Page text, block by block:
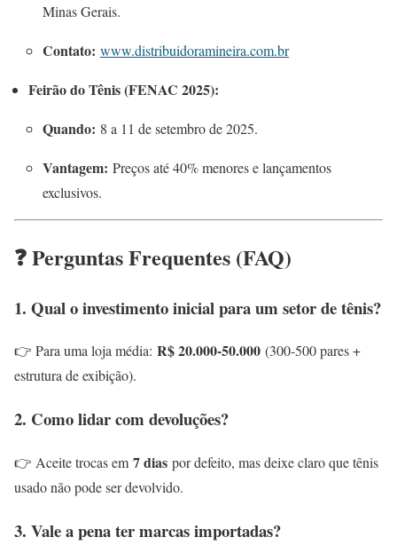
Minas Gerais.
Contato: www.distribuidoramineira.com.br
Feirão do Tênis (FENAC 2025):
Quando: 8 a 11 de setembro de 2025.
Vantagem: Preços até 40% menores e lançamentos
exclusivos.
❓ Perguntas Frequentes (FAQ)
1. Qual o investimento inicial para um setor de tênis?
👉 Para uma loja média: R$ 20.000-50.000 (300-500 pares +
estrutura de exibição).
2. Como lidar com devoluções?
👉 Aceite trocas em 7 dias por defeito, mas deixe claro que tênis
usado não pode ser devolvido.
3. Vale a pena ter marcas importadas?